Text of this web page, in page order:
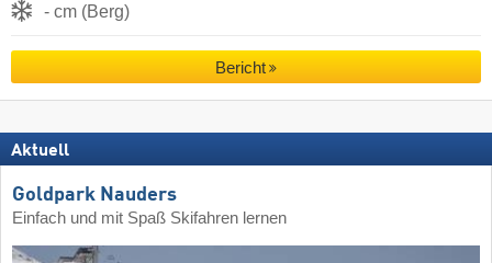
- cm (Berg)
Bericht
Aktuell
Goldpark Nauders
Einfach und mit Spaß Skifahren lernen